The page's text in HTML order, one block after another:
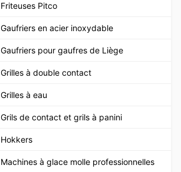
Friteuses Pitco
Gaufriers en acier inoxydable
Gaufriers pour gaufres de Liège
Grilles à double contact
Grilles à eau
Grils de contact et grils à panini
Hokkers
Machines à glace molle professionnelles